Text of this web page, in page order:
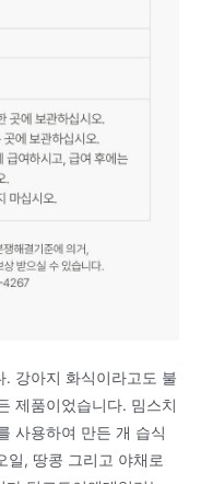
강아지 화식이라고도 불
제품이었습니다. 밈스치
사용하여 만든 개 습식
일, 땅콩 그리고 야채로